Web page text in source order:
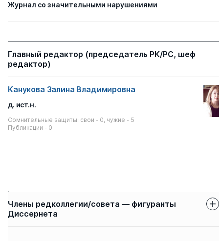
Журнал со значительными нарушениями
Главный редактор (председатель РК/РС, шеф
редактор)
Канукова Залина Владимировна
д. ист.н.
Сомнительные защиты: свои - 0, чужие - 5
Публикации - 0
Члены редколлегии/совета — фигуранты
Диссернета